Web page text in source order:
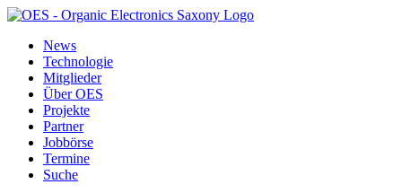
News
Technologie
Mitglieder
Über OES
Projekte
Partner
Jobbörse
Termine
Suche